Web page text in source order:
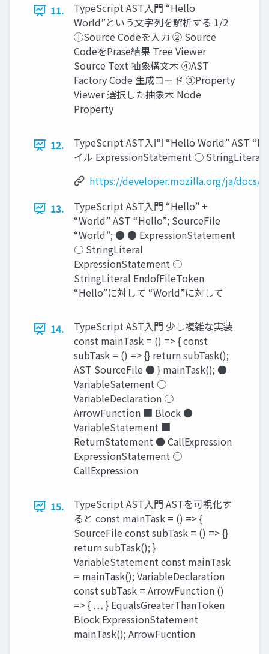
11.
TypeScript AST入門 “Hello
World”という文字列を解析する 1/2
①Source Codeを入力 ② Source
CodeをPrase結果 Tree Viewer
Source Text 抽象構文木 ④AST
Factory Code 生成コード ③Property
Viewer 選択した抽象木 Node
Property
12.
TypeScript AST入門 “Hello World” AST
イル ExpressionStatement ○ StringLiteral
https://developer.mozilla.org/ja/docs/
13.
TypeScript AST入門 “Hello” +
“World” AST “Hello”; SourceFile
“World”; ● ● ExpressionStatement
○ StringLiteral
ExpressionStatement ○
StringLiteral EndofFileToken
“Hello”に対して “World”に対して
14.
TypeScript AST入門 少し複雑な実装
const mainTask = () => { const
subTask = () => {} return subTask();
AST SourceFile ● } mainTask(); ●
VariableSatement ○
VariableDeclaration ○
ArrowFunction ■ Block ●
VariableStatement ■
ReturnStatement ● CallExpression
ExpressionStatement ○
CallExpression
15.
TypeScript AST入門 ASTを可視化す
ると const mainTask = () => {
SourceFile const subTask = () => {}
return subTask(); }
VariableStatement const mainTask
= mainTask(); VariableDeclaration
const subTask = ArrowFunction ()
=> { … } EqualsGreaterThanToken
Block ExpressionStatement
mainTask(); ArrowFucntion